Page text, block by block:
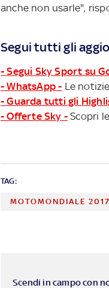
anche non usarle",
Segui tutti gli
- Segui Sky Sport su
- WhatsApp - Le
- Guarda tutti gli
- Offerte Sky - Scopri
TAG:
MOTOMONDIALE 2017
Scendi in campo con